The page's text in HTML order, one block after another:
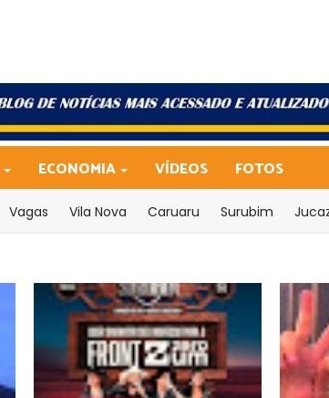
ECONOMIA VÍDEOS FOTOS
Vagas Vila Nova Caruaru Surubim